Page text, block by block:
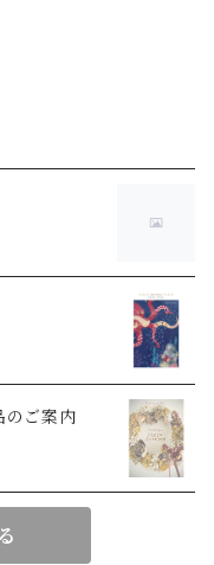
ご案内